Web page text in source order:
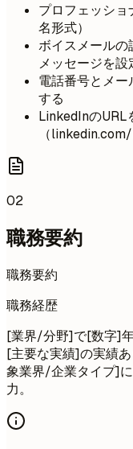
プロフェッシ
名形式）
ボイスメールの
メッセージを設
電話番号とメ
する
LinkedInのURL
（
02
職務要約
職務要約
職務経歴
[業界/分野]で[数字]
[主要な実績]の実績
象業界/企業タイプ]
力。